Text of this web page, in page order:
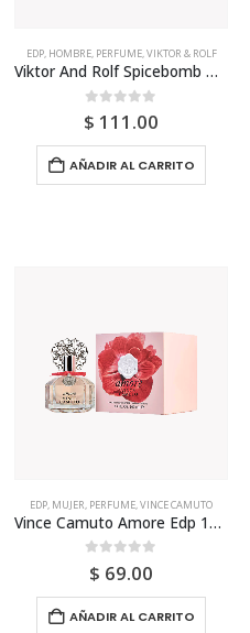
EDP, HOMBRE, PERFUME,VIKTOR & ROLF
Viktor And Rolf Spicebomb Night Vision Edp 90ml Para Hombre
0 out of 5
$ 111.00
AÑADIR AL CARRITO
EDP, MUJER, PERFUME,VINCE CAMUTO
Vince Camuto Amore Edp 100ml Para Mujer
0out of 5
$ 69.00
AÑADIR AL CARRITO